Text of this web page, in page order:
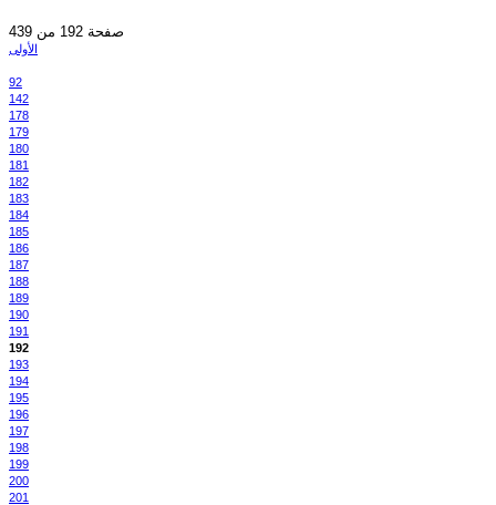
صفحة 192 من 439
الأولى
92
142
178
179
180
181
182
183
184
185
186
187
188
189
190
191
192
193
194
195
196
197
198
199
200
201